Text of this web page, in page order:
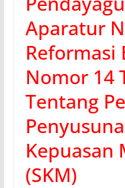
Aparatur
Reformasi
Nomor 14
Tentang
Kepuasan
(SKM)